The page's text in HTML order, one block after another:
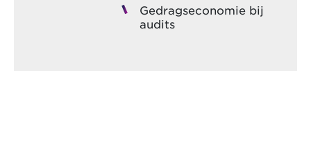
Gedragseconomie bij
audits